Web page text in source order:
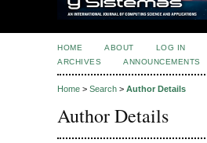
HOME ABOUT LOG IN
ARCHIVES
ANNOUNCEMENTS
Home > Search > Author Details
Author Details